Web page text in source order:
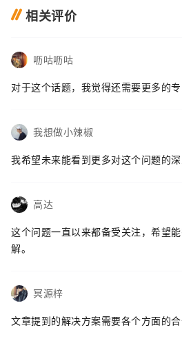
相关评价
呖咕呖咕
对于这个话题，我觉得还需要更多的专
我想做小辣椒
我希望未来能看到更多对这个问题的深
高达
这个问题一直以来都备受关注，希望
解。
冥源梓
文章提到的解决方案需要各个方面的合